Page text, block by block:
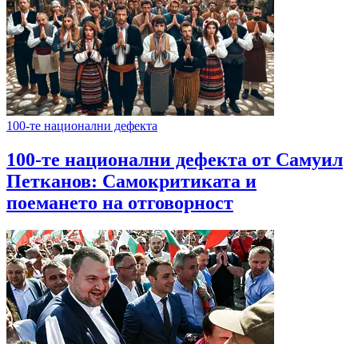
100-те национални дефекта
100-те национални дефекта от Самуил
Петканов: Самокритиката и
поемането на отговорност